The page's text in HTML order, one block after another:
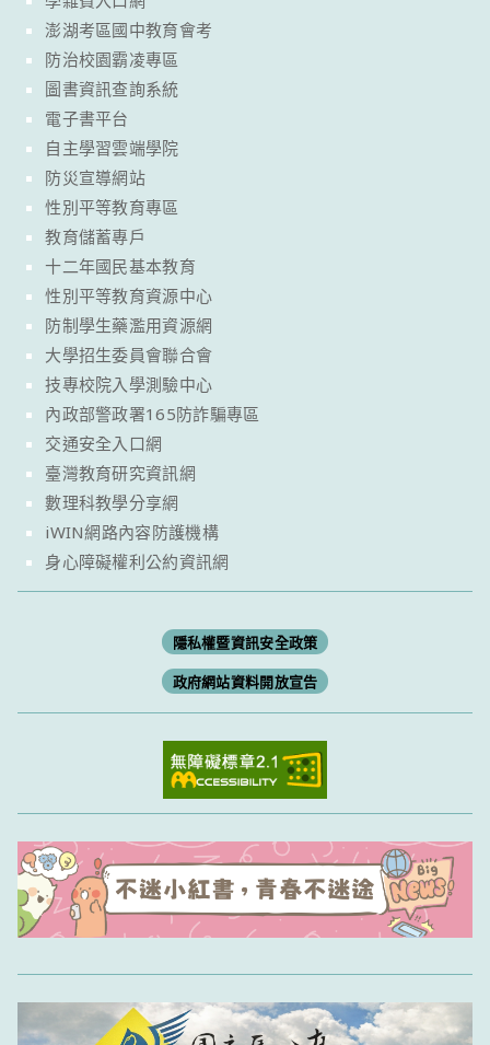
澎湖考區國中教育會考
防治校園霸凌專區
圖書資訊查詢系統
電子書平台
自主學習雲端學院
防災宣導網站
性別平等教育專區
教育儲蓄專戶
十二年國民基本教育
性別平等教育資源中心
防制學生藥濫用資源網
大學招生委員會聯合會
技專校院入學測驗中心
內政部警政署165防詐騙專區
交通安全入口網
臺灣教育研究資訊網
數理科教學分享網
iWIN網路內容防護機構
身心障礙權利公約資訊網
隱私權暨資訊安全政策
政府網站資料開放宣告